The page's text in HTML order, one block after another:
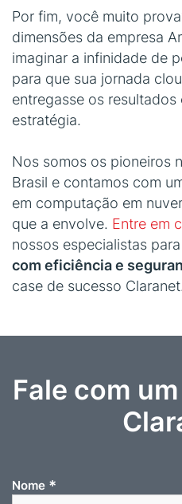
Por fim, você muito
dimensões da empresa
imaginar a infinidade de
para que sua jornada
entregasse os
estratégia.
Nos somos os pioneiros
Brasil e contamos com
em computação em
que a envolve. Entre em
nossos especialistas
com eficiência e
case de sucesso Claranet.
Fale com
Nome *